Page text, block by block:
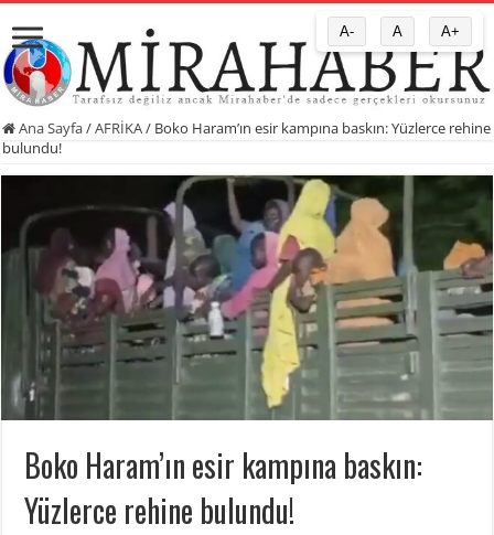
Ana Sayfa/AFRİKA/ Boko Haram’ın esir kampına baskın: Yüzlerce rehine
bulundu!
Boko Haram’ın esir kampına baskın:
Yüzlerce rehine bulundu!
A- A A+